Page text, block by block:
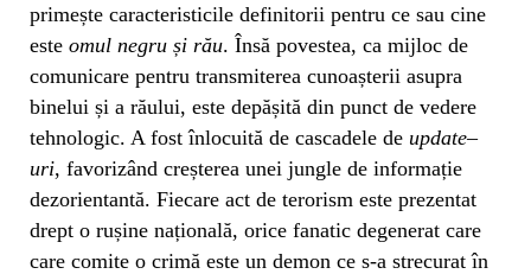
primește caracteristicile definitorii pentru ce sau cine
este omul negru și rău. Însă povestea, ca mijloc de
comunicare pentru transmiterea cunoașterii asupra
binelui și a răului, este depășită din punct de vedere
tehnologic. A fost înlocuită de cascadele de update–
uri, favorizând creșterea unei jungle de informație
dezorientantă. Fiecare act de terorism este prezentat
drept o rușine națională, orice fanatic degenerat care
care comite o crimă este un demon ce s-a strecurat în